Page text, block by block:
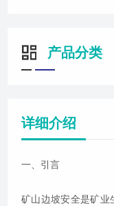
产品分类
详细介绍
一、引言
矿山边坡安全是矿业